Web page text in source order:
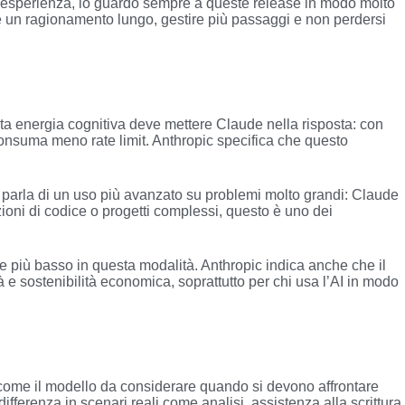
ragionamento lungo, gestire più passaggi e non perdersi
energia cognitiva deve mettere Claude nella risposta: con
meno rate limit. Anthropic specifica che questo
di un uso più avanzato su problemi molto grandi: Claude
di codice o progetti complessi, questo è uno dei
basso in questa modalità. Anthropic indica anche che il
sostenibilità economica, soprattutto per chi usa l’AI in modo
il modello da considerare quando si devono affrontare